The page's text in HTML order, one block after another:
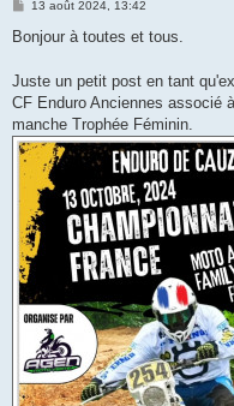
M
s
g
e
13 août 2024, 13:42
Bonjour à toutes et tous.
Juste un petit post en tant
CF Enduro Anciennes associé
manche Trophée Féminin.